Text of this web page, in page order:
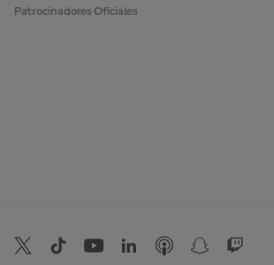
Patrocinadores Oficiales